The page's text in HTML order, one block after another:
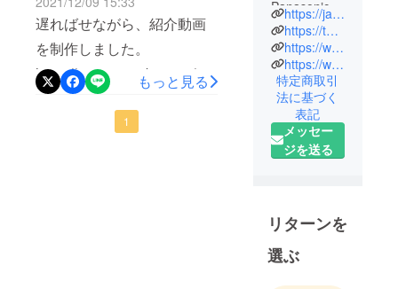
メーカーとも相談しまし
て、10000円以下、9980円
での新特別価格設定です。
ぜひ、よろしくお願いしま
遅ればせながら、紹介動画
を制作しました。
https://www.youtube.com/wa
tch?v=OFCqfcqZbEQぜひ、
ご覧ください!!
もっと見る
1
Panasonicを
早期退職。
2008年10月
に日商Pro映
像株式会社
を設立。
2018年10月
に無事10周
年を迎えま
の輸出、海
への輸入、
https://japanpro.official.ec/
https://twitter.com/Pro48851344
https://www.facebook.com/%E6%97%A5%E5%95%86Pro%E6%98%A0%E5%83%8F%E6%A0%AA%E5%BC%8F%E4%BC%9A%E7%A4%BE-510349435700570/
https://www.instagram.com/shinichi3145/
特定商取引
法に基づく
表記
メッセー
ジを送る
リターンを
選ぶ